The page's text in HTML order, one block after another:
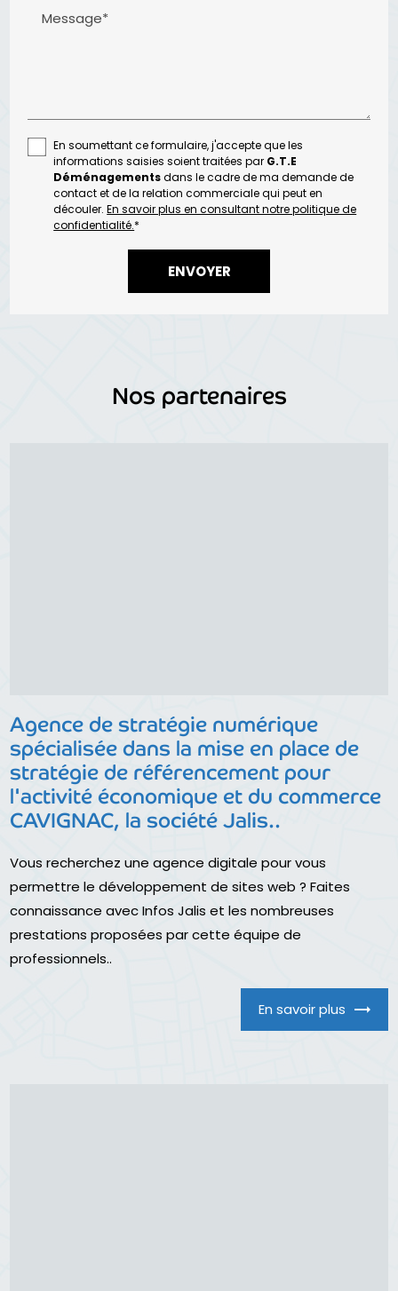
Message*
En soumettant ce formulaire, j'accepte que les
informations saisies soient traitées par G.T.E
Déménagementsdans le cadre de ma demande de
contact et de la relation commerciale qui peut en
découler.En savoir plus en consultant notre politique de
confidentialité.*
Nos partenaires
Agence de stratégie numérique
spécialisée dans la mise en place de
stratégie de référencement pour
l'activité économique et du commerce
CAVIGNAC, la société Jalis..
Vous recherchez une agence digitale pour vous
permettre le développement de sites web ? Faites
connaissance avec Infos Jalis et les nombreuses
prestations proposées par cette équipe de
professionnels..
En savoir plus